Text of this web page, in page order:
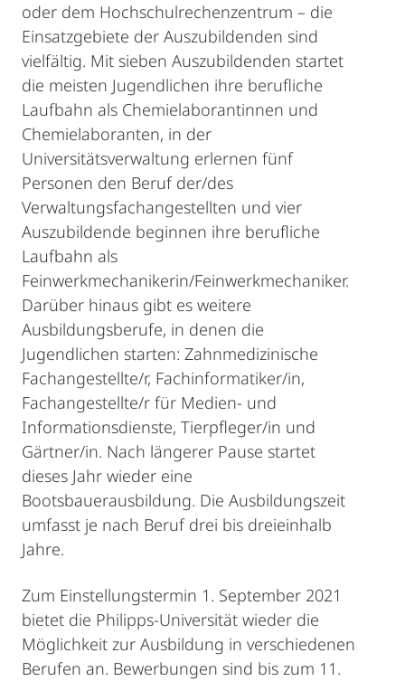
oder dem Hochschulrechenzentrum – die
Einsatzgebiete der Auszubildenden sind
vielfältig. Mit sieben Auszubildenden startet
die meisten Jugendlichen ihre berufliche
Laufbahn als Chemielaborantinnen und
Chemielaboranten, in der
Universitätsverwaltung erlernen fünf
Personen den Beruf der/des
Verwaltungsfachangestellten und vier
Auszubildende beginnen ihre berufliche
Laufbahn als
Feinwerkmechanikerin/Feinwerkmechaniker.
Darüber hinaus gibt es weitere
Ausbildungsberufe, in denen die
Jugendlichen starten: Zahnmedizinische
Fachangestellte/r, Fachinformatiker/in,
Fachangestellte/r für Medien- und
Informationsdienste, Tierpfleger/in und
Gärtner/in. Nach längerer Pause startet
dieses Jahr wieder eine
Bootsbauerausbildung. Die Ausbildungszeit
umfasst je nach Beruf drei bis dreieinhalb
Jahre.
Zum Einstellungstermin 1. September 2021
bietet die Philipps-Universität wieder die
Möglichkeit zur Ausbildung in verschiedenen
Berufen an. Bewerbungen sind bis zum 11.